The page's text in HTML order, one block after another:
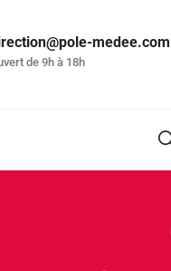
medee.com
de 9h à 18h